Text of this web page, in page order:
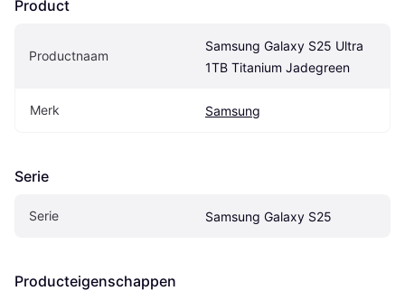
Product
Productnaam
Samsung Galaxy S25 Ultra
1TB Titanium Jadegreen
Merk Samsung
Serie
Serie Samsung Galaxy S25
Producteigenschappen